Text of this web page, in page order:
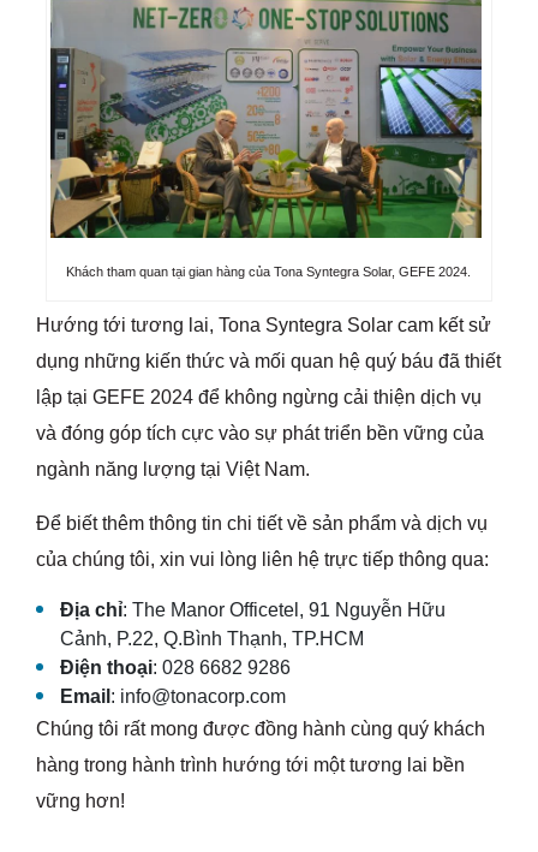
Khách tham quan tại gian hàng của Tona Syntegra Solar, GEFE 2024.
Hướng tới tương lai, Tona Syntegra Solar cam kết sử
dụng những kiến thức và mối quan hệ quý báu đã thiết
lập tại GEFE 2024 để không ngừng cải thiện dịch vụ
và đóng góp tích cực vào sự phát triển bền vững của
ngành năng lượng tại Việt Nam.
Để biết thêm thông tin chi tiết về sản phẩm và dịch vụ
của chúng tôi, xin vui lòng liên hệ trực tiếp thông qua:
Địa chỉ: The Manor Officetel, 91 Nguyễn Hữu
Cảnh, P.22, Q.Bình Thạnh, TP.HCM
Điện thoại: 028 6682 9286
Email : info@tonacorp.com
Chúng tôi rất mong được đồng hành cùng quý khách
hàng trong hành trình hướng tới một tương lai bền
vững hơn!